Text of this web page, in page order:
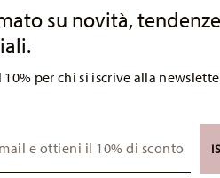
su novità,
per chi si iscrive alla